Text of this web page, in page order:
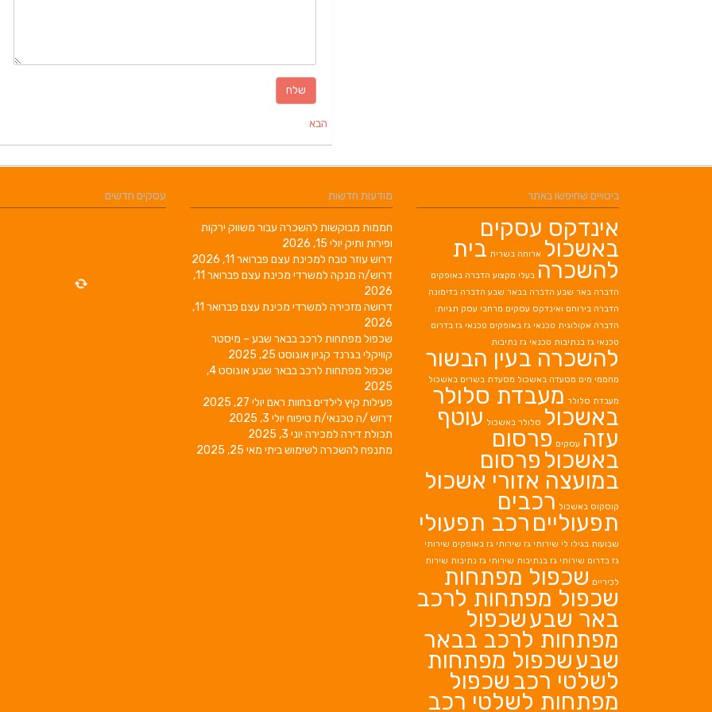
הבא
עסקים חדשים מודעות חדשות
חממות מבוקשות להשכרה עבור משווק ירקות
ופירות ותיק יולי 15, 2026
דרוש עוזר טבח למכינת עצם פברואר 11, 2026
דרוש/ה מנקה למשרדי מכינת עצם
פברואר 11,
2026
דרושה מזכירה למשרדי מכינת עצם
פברואר 11,
2026
שכפול מפתחות לרכב בבאר שבע – מיסטר
קוויקלי בגרנד קניוןאוגוסט 25, 2025
שכפול מפתחות לרכב בבאר שבע
אוגוסט 4,
2025
פעילות קיץ לילדים בחוות ראם יולי 27, 2025
דרוש /ה טכנאי/ת טיפוח יולי 3, 2025
תכולת דירה למכירה יוני 3, 2025
מתנפח להשכרה לשימוש ביתי מאי 25, 2025
ביטויים שחיפשו באתר
אינדקס עסקים
באשכול ארוחה בשרית בית
להשכרה בעלי מקצוע הדברה באופקים
הדברה באר שבע הדברה בבאר שבע הדברה בדימונה
הדברה בירוחם ואינדקס עסקים מרחבי עסק תגיות:
הדברה אקולוגית טכנאי גז באופקים טכנאי גז בדרום
טכנאי גז בנתיבות טכנאי גז נתיבות
להשכרה בעין הבשור
מחממי מים מסעדה באשכול מסעדת בשרים באשכול
מעבדת סלולר מעבדת סלולר
באשכול סלולר באשכול עוטף
עזה עסקים פרסום
באשכול פרסום
במועצה אזורי אשכול
קוסקוס באשכול רכבים
תפעוליים רכב תפעולי
שבועות בגילו לי שירותי גז שירותי גז באופקים שירותי
גז בדרום שירותי גז בנתיבות שירותי גז נתיבות שירות
לכיריים שכפול מפתחות
שכפול מפתחות לרכב
באר שבעשכפול
מפתחות לרכב בבאר
שבעשכפול מפתחות
לשלטי רכב שכפול
מפתחות לשלטי רכב